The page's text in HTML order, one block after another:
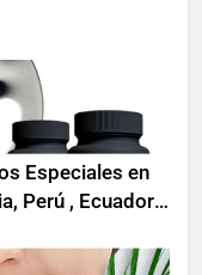
Especiales en
Perú , Ecuador,